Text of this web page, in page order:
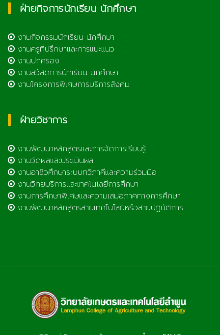
ฝ่ายกิจการนักเรียน นักศึกษา
งานกิจกรรมนักเรียน นักศึกษา
งานครูที่ปรึกษาและการแนะแนว
งานปกครอง
งานสวัสดิการนักเรียน นักศึกษา
งานโครงการพิเศษการบริการสังคม
ฝ่ายวิชาการ
งานพัฒนาหลักสูตรและการจัดการเรียนรู้
งานวัดผลและประเมินผล
งานอาชีวศึกษาระบบทวิภาคีและความร่วมมือ
งานวิทยบริการและเทคโนโลยีการศึกษา
งานการศึกษาพิเศษและความเสมอภาคทางการศึกษา
งานพัฒนาหลักสูตรสายเทคโนโลยีหรือสายปฏิบัติการ